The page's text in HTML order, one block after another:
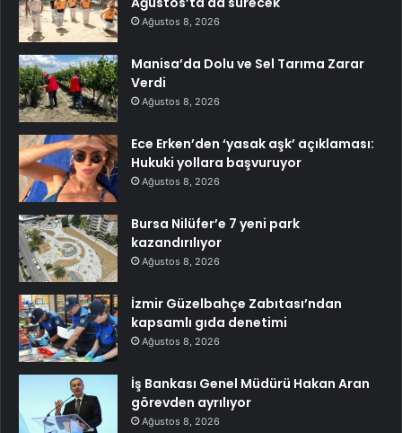
Ağustos 8, 2026
Manisa’da Dolu ve Sel Tarıma Zarar
Verdi
Ağustos 8, 2026
Ece Erken’den ‘yasak aşk’ açıklaması:
Hukuki yollara başvuruyor
Ağustos 8, 2026
Bursa Nilüfer’e 7 yeni park
kazandırılıyor
Ağustos 8, 2026
İzmir Güzelbahçe Zabıtası’ndan
kapsamlı gıda denetimi
Ağustos 8, 2026
İş Bankası Genel Müdürü Hakan Aran
görevden ayrılıyor
Ağustos 8, 2026